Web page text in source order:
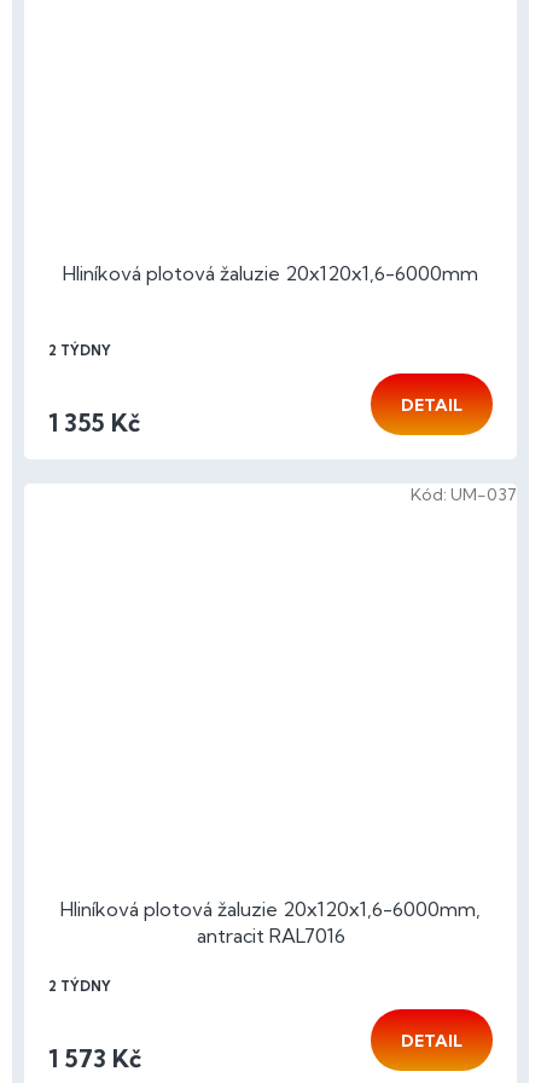
Hliníková plotová žaluzie 20x120x1,6-6000mm
2 TÝDNY
1 355 Kč
DETAIL
Hliníková plotová žaluzie 20x120x1,6-6000mm,
antracit RAL7016
2 TÝDNY
1 573 Kč
DETAIL
Kód: UM-037